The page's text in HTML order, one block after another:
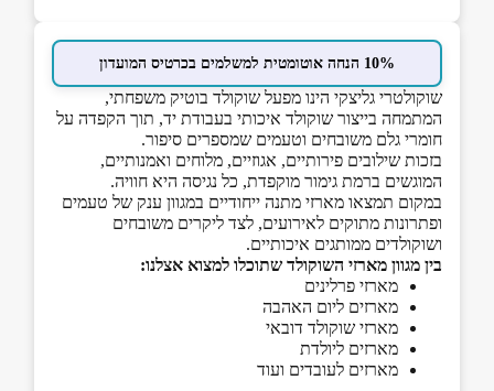
10% הנחה אוטומטית למשלמים בכרטיס המועדון
שוקולטרי גליצקי הינו מפעל שוקולד בוטיק משפחתי,
המתמחה בייצור שוקולד איכותי בעבודת יד, תוך הקפדה על
חומרי גלם משובחים וטעמים שמספרים סיפור.
בזכות שילובים פירותיים, אגוזיים, מלוחים ואמנותיים,
המוגשים ברמת גימור מוקפדת, כל נגיסה היא חוויה.
במקום תמצאו מארזי מתנה ייחודיים במגוון ענק של טעמים
ופתרונות מתוקים לאירועים, לצד ליקרים משובחים
ושוקולדים ממותגים איכותיים.
בין מגוון מארזי השוקולד שתוכלו למצוא אצלנו:
מארזי פרלינים
מארזים ליום האהבה
מארזי שוקולד דובאי
מארזים ליולדת
מארזים לעובדים ועוד